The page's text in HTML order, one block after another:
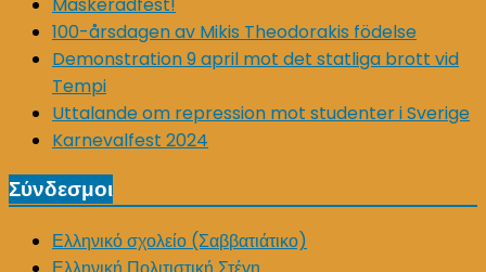
100-årsdagen av Mikis Theodorakis födelse
Demonstration 9 april mot det statliga brott vid
Tempi
Uttalande om repression mot studenter i Sverige
Karnevalfest 2024
Σύνδεσμοι
Ελληνικό σχολείο (Σαββατιάτικο)